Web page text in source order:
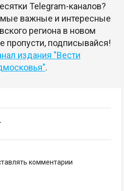
Telegram-каналов?
важные и интересные
региона в новом
пропусти, подписывайся!
издания "Вести
.
комментарии